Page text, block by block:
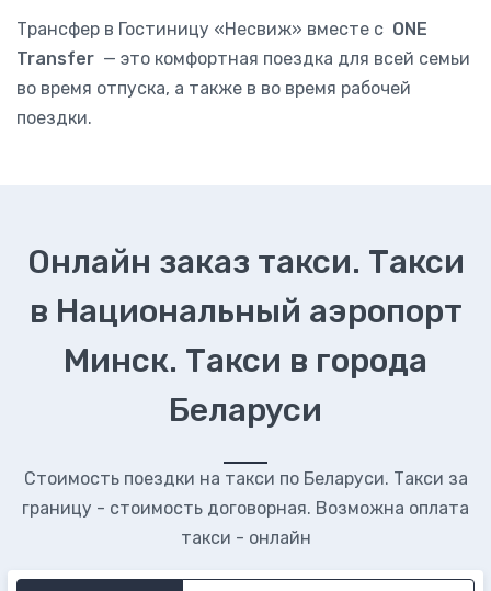
Трансфер в Гостиницу «Несвиж» вместе с ONE
Transfer — это комфортная поездка для всей семьи
во время отпуска, а также в во время рабочей
поездки.
Онлайн заказ такси. Такси
в Национальный аэропорт
Минск. Такси в города
Беларуси
Стоимость поездки на такси по Беларуси. Такси за
границу - стоимость договорная. Возможна оплата
такси - онлайн